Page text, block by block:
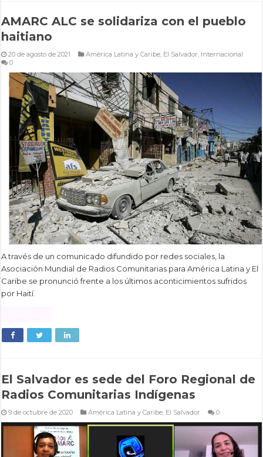
AMARC ALC se solidariza con el pueblo
haitiano
20 de agosto de 2021 América Latina y Caribe, El Salvador, Internacional
0
A través de un comunicado difundido por redes sociales, la
Asociación Mundial de Radios Comunitarias para América Latina y El
Caribe se pronunció frente a los últimos aconticimientos sufridos
por Haití.
El Salvador es sede del Foro Regional de
Radios Comunitarias Indígenas
9 de octubre de 2020 América Latina y Caribe, El Salvador 0